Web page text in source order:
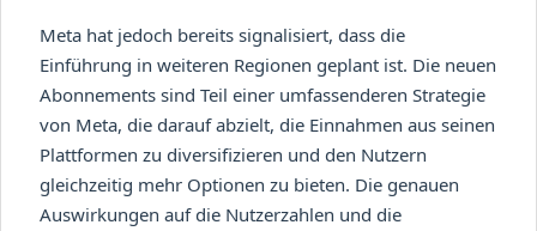
Meta hat jedoch bereits signalisiert, dass die
Einführung in weiteren Regionen geplant ist. Die neuen
Abonnements sind Teil einer umfassenderen Strategie
von Meta, die darauf abzielt, die Einnahmen aus seinen
Plattformen zu diversifizieren und den Nutzern
gleichzeitig mehr Optionen zu bieten. Die genauen
Auswirkungen auf die Nutzerzahlen und die